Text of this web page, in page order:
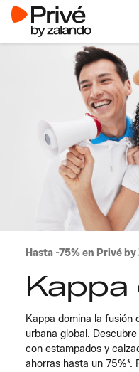
Hasta -75% en Privé
Kappa domina la fusión
urbana global.
con estampados y
ahorras hasta un 75%*.